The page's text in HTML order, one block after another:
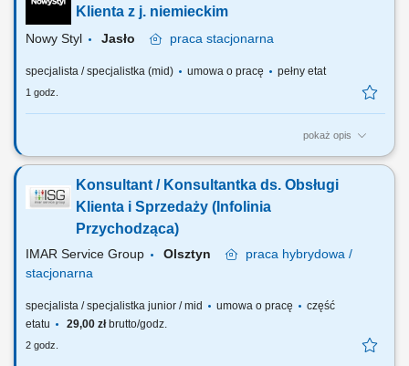
relacji z obecnymi. Współpraca z kluczowymi partnerami biznesowymi.
Praca nad realizacją...
Klienta z j. niemieckim
Nowy Styl Jasło praca stacjonarna
specjalista / specjalistka (mid) umowa o pracę pełny etat
1 godz.
pokaż opis
Twój zakres obowiązków: stała współpraca z klientem przygotowywanie
zamówień w systemie IFS oraz kontrola przebiegu ich realizacji
wyjaśnianie reklamacji
Konsultant / Konsultantka ds. Obsługi
Klienta i Sprzedaży (Infolinia
Przychodząca)
IMAR Service Group Olsztyn praca hybrydowa /
stacjonarna
specjalista / specjalistka junior / mid umowa o pracę
część
etatu
29,00 złbrutto/godz.
2 godz.